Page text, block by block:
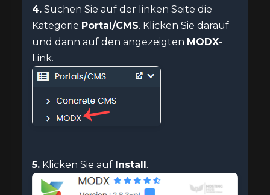
4. Suchen Sie auf der linken Seite die
Kategorie Portal/CMS. Klicken Sie darauf
und dann auf den angezeigten MODX-
Link.
5. Klicken Sie auf Install.